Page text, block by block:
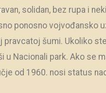
solidan, bez rupa i
ponosno vojvođansko
pravcatoj šumi. Ukoliko
u Nacionali park. Ako se
od 1960. nosi status